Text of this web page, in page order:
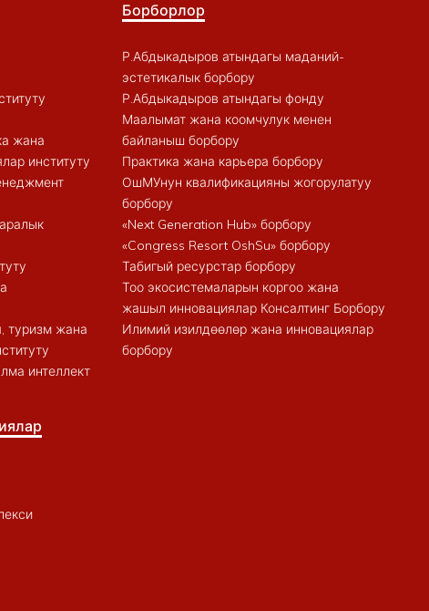
жана
институту
туризм жана
интеллект
Борборлор
Р.Абдыкадыров атындагы маданий-
эстетикалык борбору
Р.Абдыкадыров атындагы фонду
Маалымат жана коомчулук менен
байланыш борбору
Практика жана карьера борбору
ОшМУнун квалификацияны жогорулатуу
борбору
«Next Generation Hub» борбору
«Congress Resort OshSu» борбору
Табигый ресурстар борбору
Тоо экосистемаларын коргоо жана
жашыл инновациялар Консалтинг Борбору
Илимий изилдөөлөр жана инновациялар
борбору